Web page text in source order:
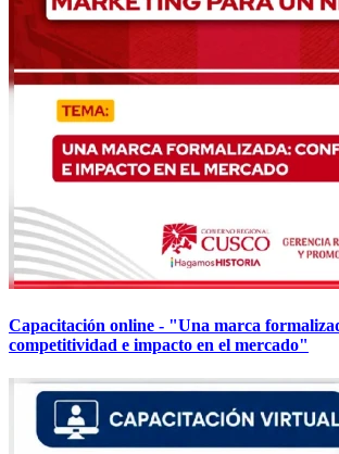
Capacitación online - "Una marca
competitividad e impacto en el mercado"